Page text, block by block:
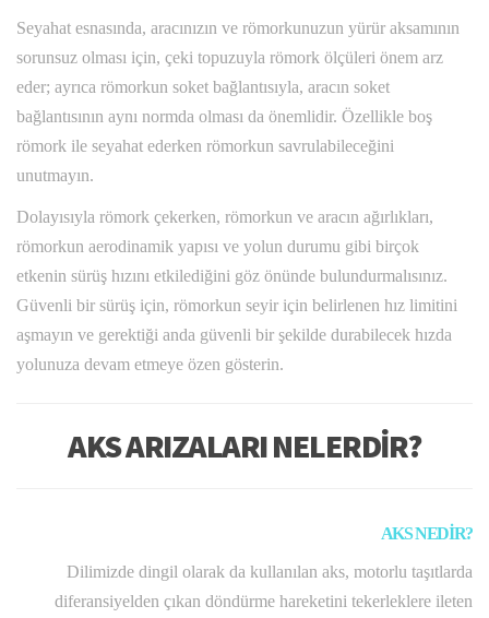
Seyahat esnasında, aracınızın ve römorkunuzun yürür aksamının
sorunsuz olması için, çeki topuzuyla römork ölçüleri önem arz
eder; ayrıca römorkun soket bağlantısıyla, aracın soket
bağlantısının aynı normda olması da önemlidir. Özellikle boş
römork ile seyahat ederken römorkun savrulabileceğini
unutmayın.
Dolayısıyla römork çekerken, römorkun ve aracın ağırlıkları,
römorkun aerodinamik yapısı ve yolun durumu gibi birçok
etkenin sürüş hızını etkilediğini göz önünde bulundurmalısınız.
Güvenli bir sürüş için, römorkun seyir için belirlenen hız limitini
aşmayın ve gerektiği anda güvenli bir şekilde durabilecek hızda
yolunuza devam etmeye özen gösterin.
AKS ARIZALARI NELERDİR?
AKS NEDİR?
Dilimizde dingil olarak da kullanılan aks, motorlu taşıtlarda
diferansiyelden çıkan döndürme hareketini tekerleklere ileten